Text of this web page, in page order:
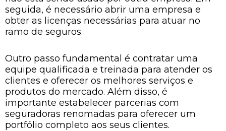
seguida, é necessário abrir uma empresa e
obter as licenças necessárias para atuar no
ramo de seguros.
Outro passo fundamental é contratar uma
equipe qualificada e treinada para atender os
clientes e oferecer os melhores serviços e
produtos do mercado. Além disso, é
importante estabelecer parcerias com
seguradoras renomadas para oferecer um
portfólio completo aos seus clientes.